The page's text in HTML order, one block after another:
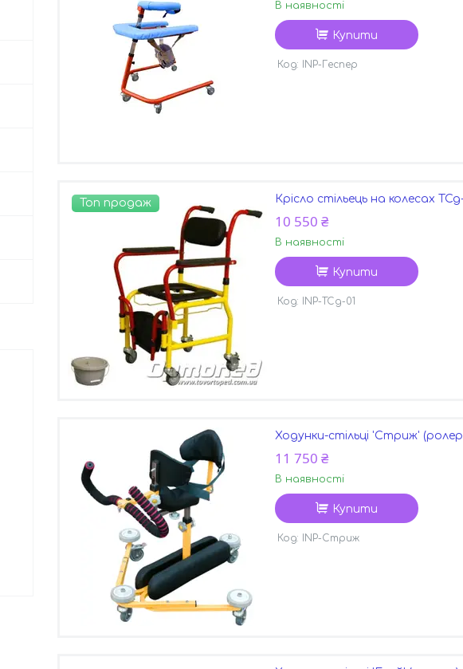
В наявності
Купити
INP-Геспер
Топ продаж Крісло стільець на колесах
10 550 ₴
В наявності
Купити
INP-ТСд-01
Ходунки-стільці 'Стриж'
11 750 ₴
В наявності
Купити
INP-Стриж